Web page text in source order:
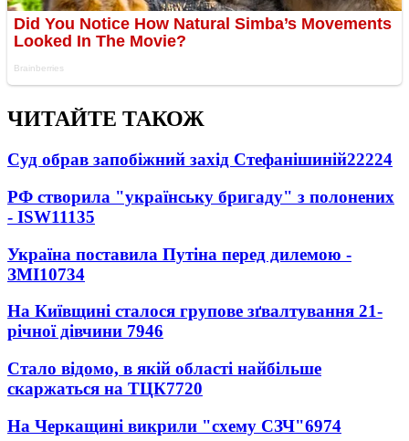
ЧИТАЙТЕ ТАКОЖ
Суд обрав запобіжний захід Стефанішиній22224
РФ створила "українську бригаду" з полонених
- ISW11135
Україна поставила Путіна перед дилемою -
ЗМІ10734
На Київщині сталося групове зґвалтування 21-
річної дівчини 7946
Стало відомо, в якій області найбільше
скаржаться на ТЦК7720
На Черкащині викрили "схему СЗЧ"6974